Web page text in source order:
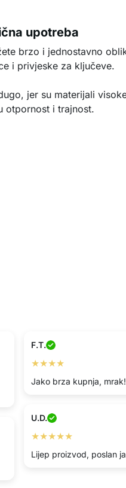
upotreba
brzo i jednostavno
i privjeske za ključeve.
jer su materijali
otpornost i trajnost.
F.T.
★★★★
Jako brza kupnja,
U.D.
★★★★★
Lijep proizvod, poslan